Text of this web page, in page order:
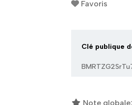
Favoris
Clé publique
Note globale: